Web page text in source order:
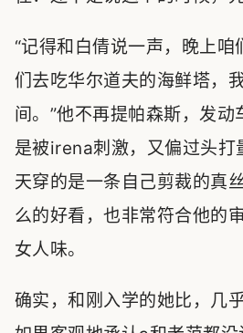
“记得和白倩说一声，晚上
们去吃华尔道夫的海鲜塔，
间。”他不再提帕森斯，发
是被irena刺激，又偏过头打
天穿的是一条自己剪裁的真
么的好看，也非常符合他的
女人味。
确实，和刚入学的她比，几